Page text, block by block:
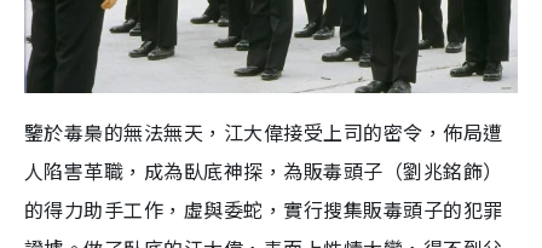
鑒於毒梟的無法無天，江大偉接受上司的密令，佈局遭
人陷害革職，成為臥底神探，為販毒頭子（劉兆銘飾）
的得力助手工作，虛與委蛇，實行搜集販毒頭子的犯罪